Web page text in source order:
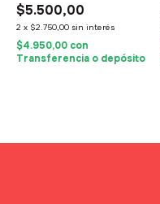
$5.500,00
2 x $2.750,00 sin interés
$4.950,00 con
Transferencia o depósito